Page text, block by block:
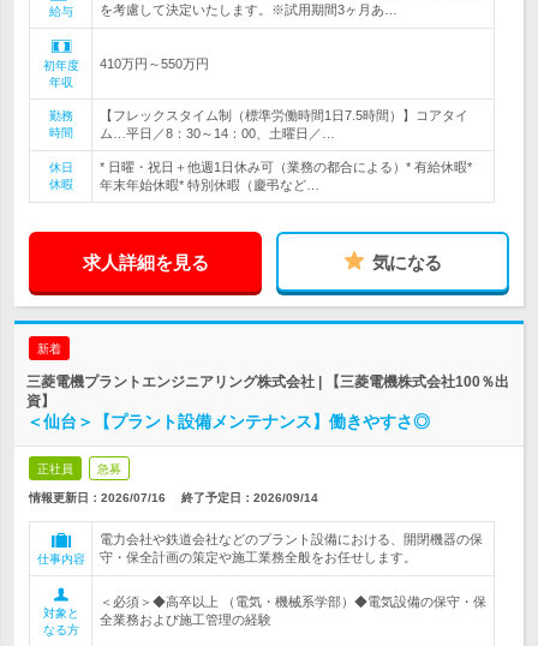
給与
を考慮して決定いたします。※試用期間3ヶ月あ…
初年度
年収
410万円～550万円
勤務
時間
【フレックスタイム制（標準労働時間1日7.5時間）】コアタイ
ム…平日／8：30～14：00、土曜日／…
休日
休暇
* 日曜・祝日＋他週1日休み可（業務の都合による）* 有給休暇*
年末年始休暇* 特別休暇（慶弔など…
求人詳細を見る 気になる
新着
三菱電機プラントエンジニアリング株式会社 | 【三菱電機株式会社100％出
資】
＜仙台＞【プラント設備メンテナンス】働きやすさ◎
正社員 急募
情報更新日：2026/07/16 終了予定日： 2026/09/14
仕事内容
電力会社や鉄道会社などのプラント設備における、開閉機器の保
守・保全計画の策定や施工業務全般をお任せします。
対象と
なる方
＜必須＞◆高卒以上 （電気・機械系学部）◆電気設備の保守・保
全業務および施工管理の経験